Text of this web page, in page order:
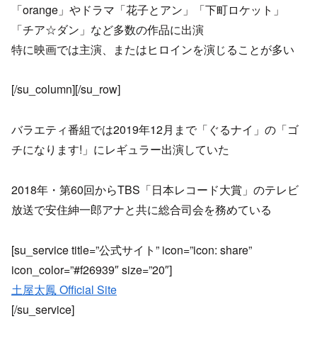
「orange」やドラマ「花子とアン」「下町ロケット」
「チア☆ダン」など多数の作品に出演
特に映画では主演、またはヒロインを演じることが多い
[/su_column][/su_row]
バラエティ番組では2019年12月まで「ぐるナイ」の「ゴ
チになります!」にレギュラー出演していた
2018年・第60回からTBS「日本レコード大賞」のテレビ
放送で安住紳一郎アナと共に総合司会を務めている
[su_service title=”公式サイト” icon=”icon: share”
icon_color=”#f26939″ size=”20″]
土屋太鳳 Official Site
[/su_service]